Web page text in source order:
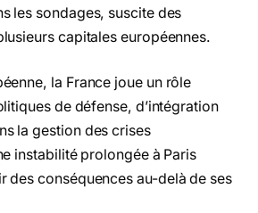
les sondages, suscite des
capitales européennes.
la France joue un rôle
de défense, d’intégration
la gestion des crises
instabilité prolongée à Paris
des conséquences au-delà de ses